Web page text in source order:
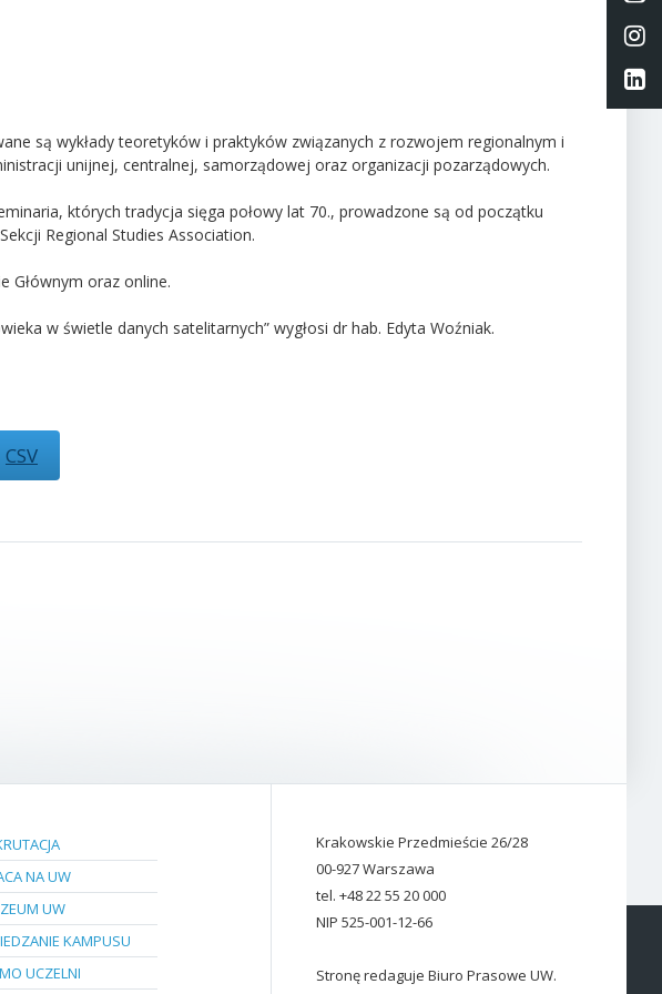
są wykłady teoretyków i praktyków związanych z rozwojem regionalnym i
unijnej, centralnej, samorządowej oraz organizacji pozarządowych.
których tradycja sięga połowy lat 70., prowadzone są od początku
Regional Studies Association.
Głównym oraz online.
w świetle danych satelitarnych” wygłosi dr hab. Edyta Woźniak.
CSV
NA UW
UW
KAMPUSU
UCZELNI
Krakowskie Przedmieście 26/28
00-927 Warszawa
tel. +48 22 55 20 000
NIP 525-001-12-66
Stronę redaguje Biuro Prasowe UW.